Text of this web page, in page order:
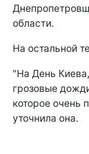
области.
На остальной
"На День
грозовые
которое очень
уточнила она.